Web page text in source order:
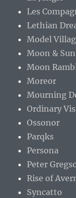
Les
Lethian
Model
Moon & Sun
Moon
Moreor
Mourning
Ordinary
Ossonor
Parqks
Persona
Peter
Rise of
Syncatto